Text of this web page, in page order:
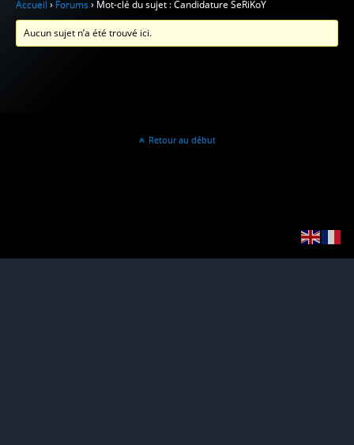
Accueil › Forums › Mot-clé du sujet : Candidature SeRiKoY
Aucun sujet n’a été trouvé ici.
Retour au début